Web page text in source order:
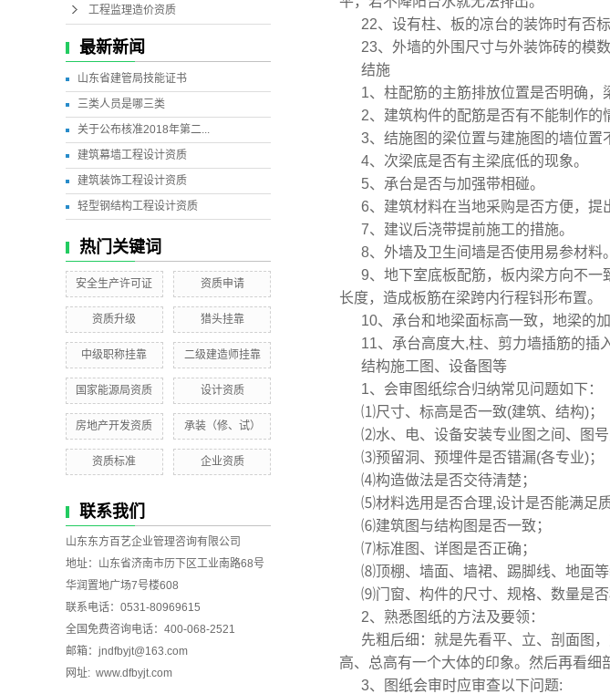
工程监理造价资质
最新新闻
山东省建管局技能证书
三类人员是哪三类
关于公布核准2018年第二...
建筑幕墙工程设计资质
建筑装饰工程设计资质
轻型钢结构工程设计资质
热门关键词
安全生产许可证 资质申请
资质升级 猎头挂靠
中级职称挂靠 二级建造师挂靠
国家能源局资质 设计资质
房地产开发资质 承装（修、试）
资质标准 企业资质
联系我们
山东东方百艺企业管理咨询有限公司
地址：山东省济南市历下区工业南路68号
华润置地广场7号楼608
联系电话：0531-80969615
全国免费咨询电话：400-068-2521
邮箱：jndfbyjt@163.com
网址: www.dfbyjt.com
22、设有柱、板的凉台的装饰时有否
23、外墙的外围尺寸与外装饰砖的模数
结施
1、柱配筋的主筋排放位置是否明确，
2、建筑构件的配筋是否有不能制作的
3、结施图的梁位置与建施图的墙位置
4、次梁底是否有主梁底低的现象。
5、承台是否与加强带相碰。
6、建筑材料在当地采购是否方便，提
7、建议后浇带提前施工的措施。
8、外墙及卫生间墙是否使用易参材料。
9、地下室底板配筋，板内梁方向不一
长度，造成板筋在梁跨内行程钭形布置。
10、承台和地梁面标高一致，地梁的
11、承台高度大,柱、剪力墙插筋的插
结构施工图、设备图等
1、会审图纸综合归纳常见问题如下：
⑴尺寸、标高是否一致(建筑、结构)；
⑵水、电、设备安装专业图之间、图号
⑶预留洞、预埋件是否错漏(各专业)；
⑷构造做法是否交待清楚；
⑸材料选用是否合理,设计是否能满足质
⑹建筑图与结构图是否一致；
⑺标准图、详图是否正确；
⑻顶棚、墙面、墙裙、踢脚线、地面等
⑼门窗、构件的尺寸、规格、数量是否
2、熟悉图纸的方法及要领：
先粗后细：就是先看平、立、剖面图
高、总高有一个大体的印象。然后再看细
3、图纸会审时应审查以下问题: